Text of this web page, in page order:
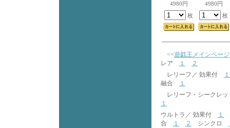
4980円
枚
4980円
枚
<<遊戯王メインページ
レア
１
２
レリーフ／ 効果付
１
融合
１
レリーフ・シークレ
１
ウルトラ／ 効果付
１
合
１ ２ シンクロ